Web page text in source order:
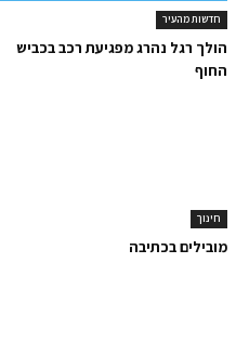
חדשות מהעיר
הולך רגל נהרג מפגיעת רכב בכביש
החוף
חינוך
מובילים בכתיבה